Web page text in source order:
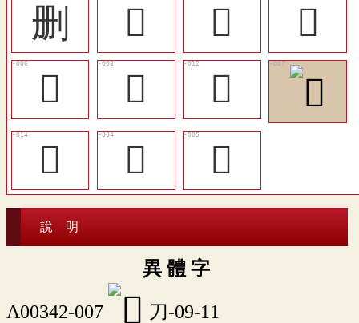
删 󰝬 𠛹
𠜂
󰝩
󰝫
󷋒
󰝮
𡬬 𨚿
說 明
異 體 字
A00342-007 刀-09-11